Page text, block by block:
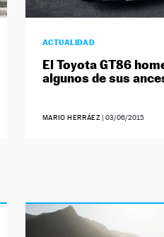
ACTUALIDAD
El Toyota GT86
algunos de sus
MARIO HERRÁEZ |03/06/2015